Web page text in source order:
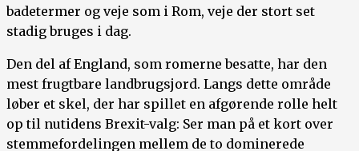
badetermer og veje som i Rom, veje der stort set
stadig bruges i dag.
Den del af England, som romerne besatte, har den
mest frugtbare landbrugsjord. Langs dette område
løber et skel, der har spillet en afgørende rolle helt
op til nutidens Brexit-valg: Ser man på et kort over
stemmefordelingen mellem de to dominerede